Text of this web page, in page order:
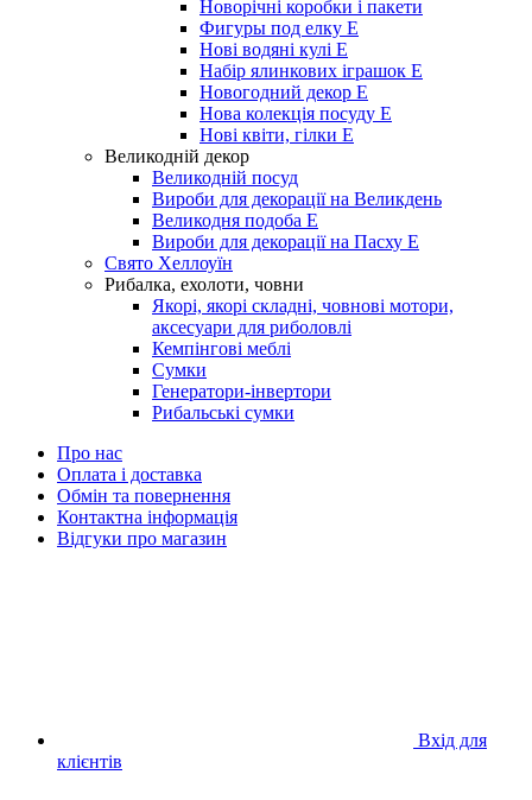
Новорічні коробки і пакети
Фигуры под елку Е
Нові водяні кулі E
Набір ялинкових іграшок E
Новогодний декор Е
Нова колекція посуду Е
Нові квіти, гілки Е
Великодній декор
Великодній посуд
Вироби для декорації на Великдень
Великодня подоба Е
Вироби для декорації на Пасху Е
Свято Хеллоуїн
Рибалка, ехолоти, човни
Якорі, якорі складні, човнові мотори,
аксесуари для риболовлі
Кемпінгові меблі
Сумки
Генератори-інвертори
Рибальські сумки
Про нас
Оплата і доставка
Обмін та повернення
Контактна інформація
Відгуки про магазин
Вхід для
клієнтів